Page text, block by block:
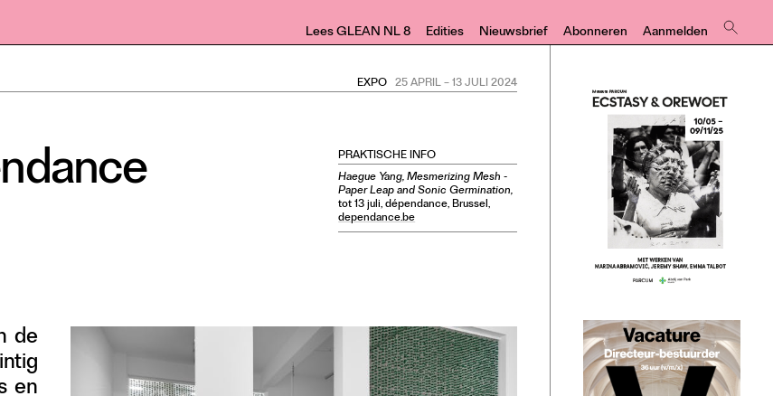
Lees GLEAN NL 8 Edities Nieuwsbrief Abonneren Aanmelden
EXPO 25 APRIL–13 JULI 2024
PRAKTISCHE INFO
Haegue Yang, Mesmerizing Mesh -
Paper Leap and Sonic Germination,
tot 13 juli, dépendance, Brussel,
dependance.be
de